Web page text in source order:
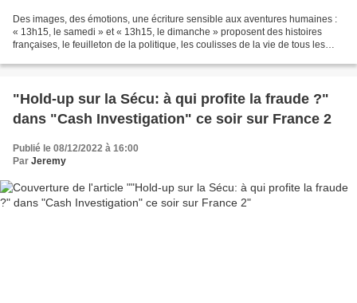
Des images, des émotions, une écriture sensible aux aventures humaines :
« 13h15, le samedi » et « 13h15, le dimanche » proposent des histoires
françaises, le feuilleton de la politique, les coulisses de la vie de tous les
"Hold-up sur la Sécu: à qui profite la fraude ?"
dans "Cash Investigation" ce soir sur France 2
Publié le 08/12/2022 à 16:00
Par Jeremy